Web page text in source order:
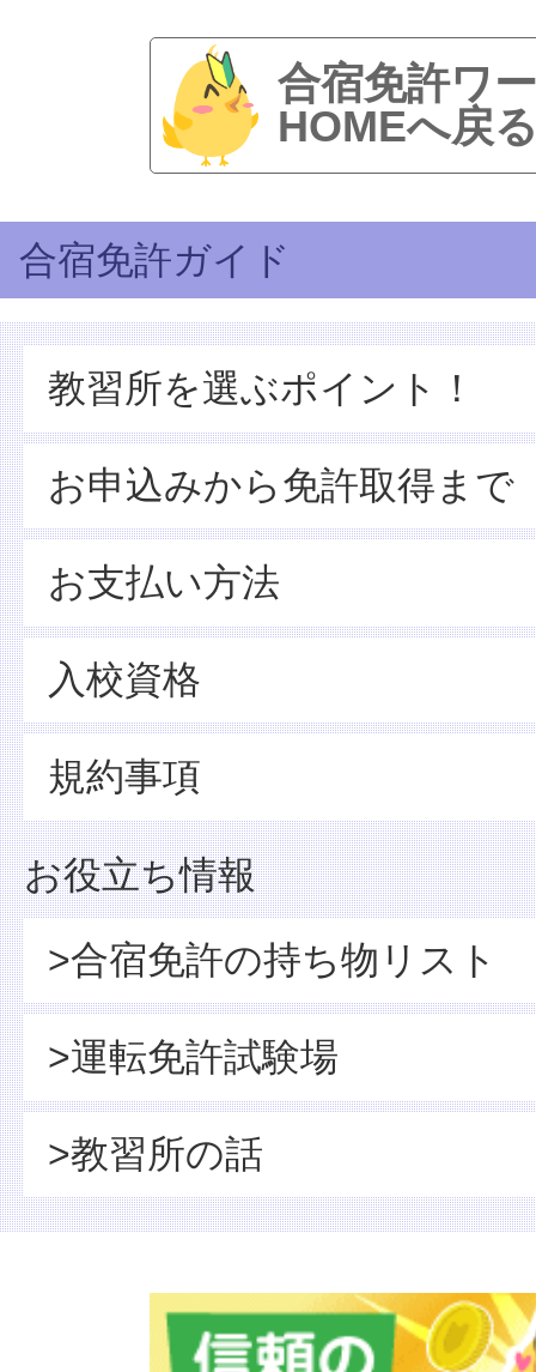
合宿免許ワ
HOMEへ戻
合宿免許ガイド
教習所を選ぶポイント！
お申込みから免許取得まで
お支払い方法
入校資格
規約事項
お役立ち情報
>合宿免許の持ち物リスト
>運転免許試験場
>教習所の話